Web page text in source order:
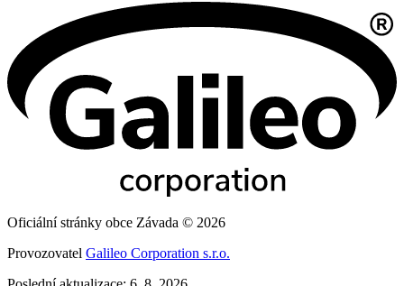
Oficiální stránky obce Závada © 2026
Provozovatel Galileo Corporation s.r.o.